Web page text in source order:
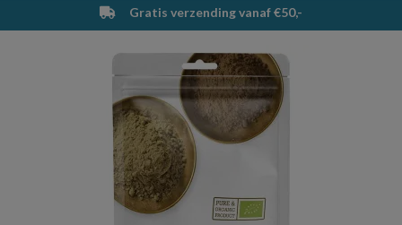
Winkelwagen
Uw winkelwagen is leeg.
Vul hem met producten.
Gratis verzending vanaf €50,-